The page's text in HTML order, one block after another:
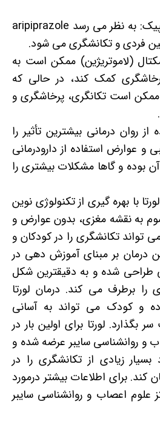
ضد روانپریشی های آتیپیک: به نظر می رسد aripiprazole
فردی و تکانشگری می شود.
(لاموتریژین) ممکن است به
کمک کند، در حالی که
ممکن است تکانگری، پرخاشگری و
از روان درمانی بیشترین تأثیر را
و عوارض استفاده از دارودرمانی
بوده و گاها مشکلات بیشتری را
با بهره گیری از تکنولوژی نوین
به نقشه مغزی، بدون عوارض و
تواند تکانشگری را در کودکان و
درمان بر مبنای آموزش دهی در
شده و به دقیقترین شکل
برطرف می کند. درمان لورتا
و کودک می تواند به آسانی
لورتا برای اولین بار در
و روانشناسی سایبر عرضه شده و
بسیار زیادی از تکانشگری را در
کند. برای اطلاعات بیشتر درمورد
علوم اعصاب و روانشناسی سایبر